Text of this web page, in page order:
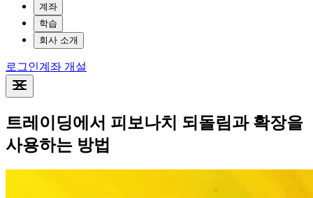
계좌
학습
회사 소개
로그인계좌 개설
트레이딩에서 피보나치 되돌림과 확장을
사용하는 방법